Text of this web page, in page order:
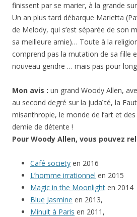
finissent par se marier, à la grande
Un an plus tard débarque Marietta
de Melody, qui s’est séparée de son
sa meilleure amie)… Toute à la
comprend pas la mutation de sa fille
nouveau gendre … mais pas pour
Mon avis : un grand Woody Allen,
au second degré sur la judaïté, la
misanthropie, le monde de l’art et
demie de détente !
Pour Woody Allen, vous pouvez
Café society en 2016
L’homme irrationnel en 2015
Magic in the Moonlight en 2014
Blue Jasmine en 2013,
Minuit à Paris en 2011,